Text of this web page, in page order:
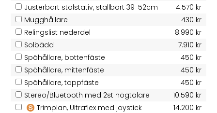
Justerbart stolstativ, ställbart 39-52cm
4.570 kr
Mugghållare
430 kr
Relingslist nederdel
8.990 kr
Solbädd
7.910 kr
Spöhållare, bottenfäste
450 kr
Spöhållare, mittenfäste
450 kr
Spöhållare, toppfäste
450 kr
Stereo/Bluetooth med 2st högtalare
10.590 kr
Trimplan, Ultraflex med joystick
14.200 kr